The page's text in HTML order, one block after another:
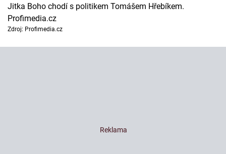
Jitka Boho chodí s politikem Tomášem Hřebíkem.
Profimedia.cz
Zdroj: Profimedia.cz